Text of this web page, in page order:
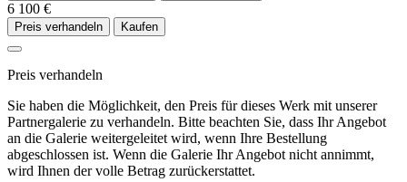
6 100 €
Preis verhandeln Kaufen
Preis verhandeln
Sie haben die Möglichkeit, den Preis für dieses Werk mit unserer
Partnergalerie zu verhandeln. Bitte beachten Sie, dass Ihr Angebot
an die Galerie weitergeleitet wird, wenn Ihre Bestellung
abgeschlossen ist. Wenn die Galerie Ihr Angebot nicht annimmt,
wird Ihnen der volle Betrag zurückerstattet.